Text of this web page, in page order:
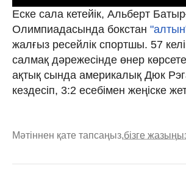
Еске сала кетейік, Альберт
Олимпиадасында бокстан
жалғыз ресейлік спортшы. 57
салмақ дәрежесінде өнер
ақтық сында америкалық Дюк
кездесіп, 3:2 есебімен жеңіске
Мәтіннен қате тапсаңыз,бізге